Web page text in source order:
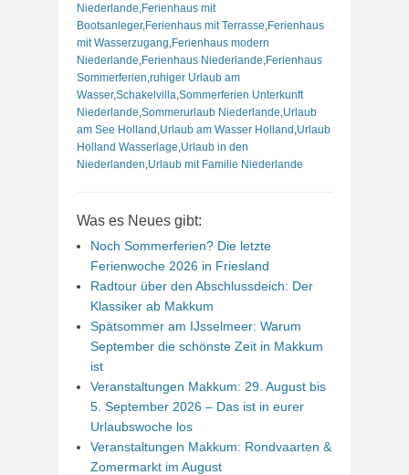
Niederlande Ferienhaus mit
Bootsanleger, Ferienhaus mit Terrasse Ferienhaus
mit Wasserzugang Ferienhaus modern
Niederlande Ferienhaus Niederlande Ferienhaus
Sommerferien ruhiger Urlaub am
Wasser,Schakelvilla Sommerferien Unterkunft
Niederlande Sommerurlaub Niederlande Urlaub
am See Holland Urlaub am Wasser Holland Urlaub
Holland Wasserlage Urlaub in den
Niederlanden Urlaub mit Familie Niederlande
Was es Neues gibt:
Noch Sommerferien? Die letzte
Ferienwoche 2026 in Friesland
Radtour über den Abschlussdeich: Der
Klassiker ab Makkum
Spätsommer am IJsselmeer: Warum
September die schönste Zeit in Makkum
ist
Veranstaltungen Makkum: 29. August bis
5. September 2026 – Das ist in eurer
Urlaubswoche los
Veranstaltungen Makkum: Rondvaarten &
Zomermarkt im August